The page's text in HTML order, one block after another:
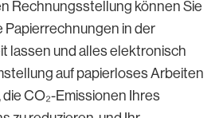
Rechnungsstellung können Sie
Papierrechnungen in der
lassen und alles elektronisch
auf papierloses Arbeiten
die CO₂-Emissionen Ihres